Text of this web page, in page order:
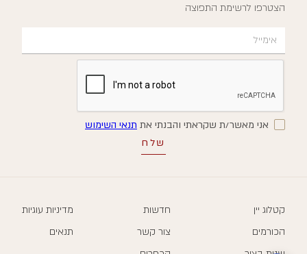
הצטרפו לרשימת התפוצה
אני מאשר/ת שקראתי והבנתי את תנאי השימוש
קטלוג יין
הכורמים
חדשות
צור קשר
מדיניות עוגיות
תנאים